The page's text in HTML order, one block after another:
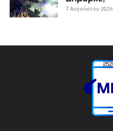
7 Αυγούστου 2026